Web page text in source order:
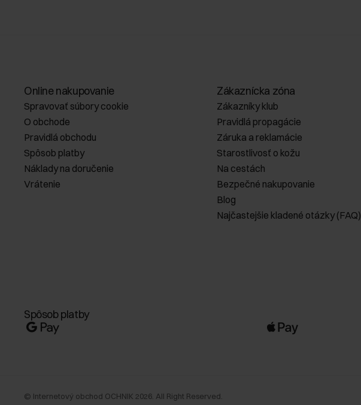
Online nakupovanie
Spravovať súbory cookie
O obchode
Pravidlá obchodu
Spôsob platby
Náklady na doručenie
Vrátenie
Zákaznícka zóna
Zákazníky klub
Pravidlá propagácie
Záruka a reklamácie
Starostlivosť o kožu
Na cestách
Bezpečné nakupovanie
Blog
Najčastejšie kladené otázky (FAQ)
Spôsob platby
© Internetový obchod OCHNIK 2026 . All Right Reserved.